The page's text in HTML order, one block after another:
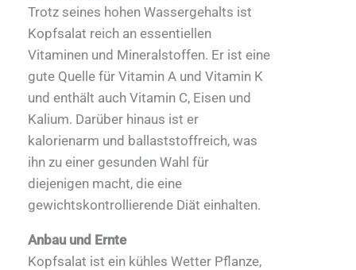
Trotz seines hohen Wassergehalts ist
Kopfsalat reich an essentiellen
Vitaminen und Mineralstoffen. Er ist eine
gute Quelle für Vitamin A und Vitamin K
und enthält auch Vitamin C, Eisen und
Kalium. Darüber hinaus ist er
kalorienarm und ballaststoffreich, was
ihn zu einer gesunden Wahl für
diejenigen macht, die eine
gewichtskontrollierende Diät einhalten.
Anbau und Ernte
Kopfsalat ist ein kühles Wetter Pflanze,